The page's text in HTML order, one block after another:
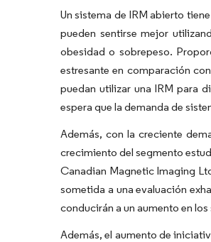
Un sistema de IRM abierto
pueden sentirse mejor
obesidad o sobrepeso.
estresante en comparación
puedan utilizar una IRM para
espera que la demanda de
Además, con la creciente
crecimiento del segmento
Canadian Magnetic Imaging
sometida a una evaluación
conducirán a un aumento en
Además, el aumento de